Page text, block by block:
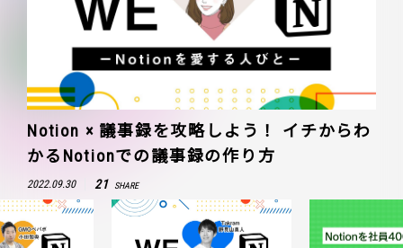
Notion × 議事録を攻略しよう！ イチからわ
かるNotionでの議事録の作り方
2022.09.30 21 SHARE